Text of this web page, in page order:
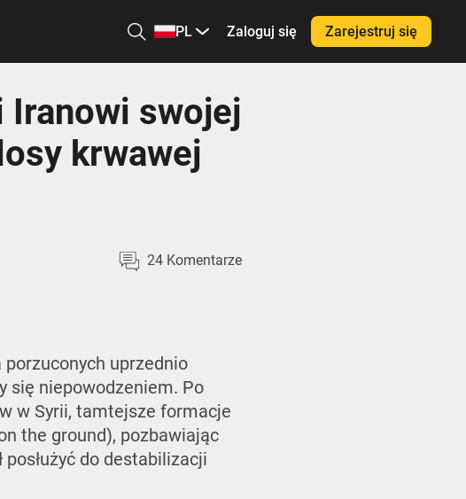
PL Zaloguj się Zarejestruj się
Iranowi swojej
krwawej
24Komentarze
porzuconych uprzednio
się niepowodzeniem. Po
w Syrii, tamtejsze formacje
the ground), pozbawiając
do destabilizacji